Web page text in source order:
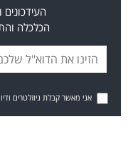
הכלכלה
אני מאשר קבלת ניוזלטרים